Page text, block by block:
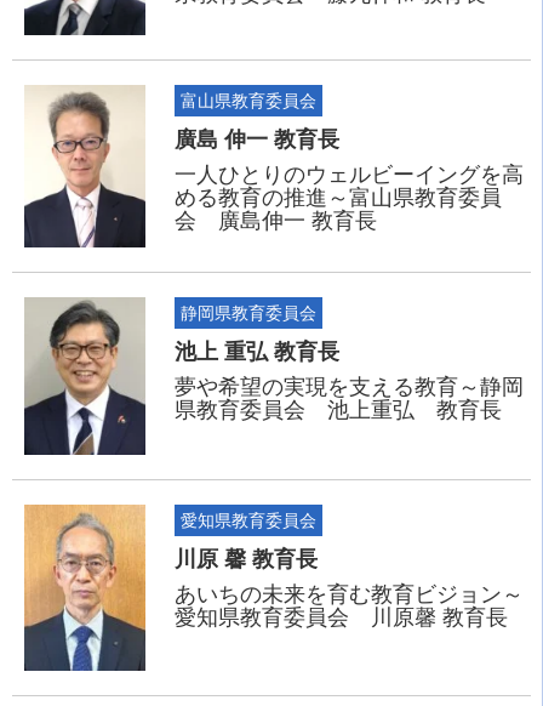
富山県教育委員会
廣島 伸一 教育長
一人ひとりのウェルビーイングを高
める教育の推進～富山県教育委員
会 廣島伸一 教育長
静岡県教育委員会
池上 重弘 教育長
夢や希望の実現を支える教育～静岡
県教育委員会 池上重弘 教育長
愛知県教育委員会
川原 馨 教育長
あいちの未来を育む教育ビジョン～
愛知県教育委員会 川原馨 教育長